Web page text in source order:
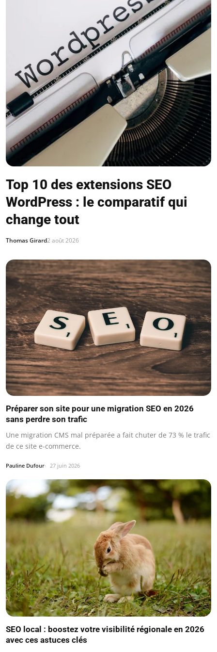
Top 10 des extensions SEO
WordPress : le comparatif qui
change tout
Thomas Girard2 août 2026
Préparer son site pour une migration SEO en 2026
sans perdre son trafic
Une migration CMS mal préparée a fait chuter de 73 % le trafic
de ce site e-commerce.
Pauline Dufour 27 juin 2026
SEO local : boostez votre visibilité régionale en 2026
avec ces astuces clés